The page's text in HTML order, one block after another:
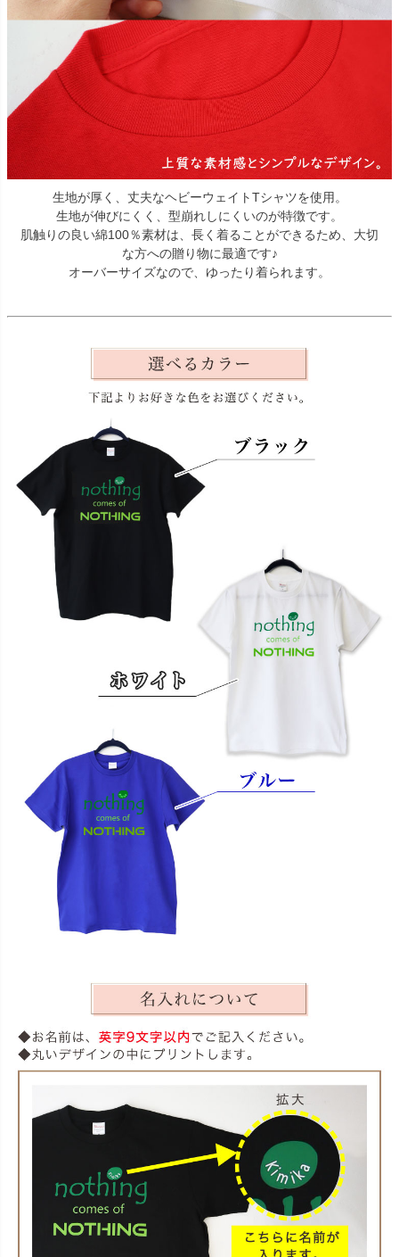
生地が厚く、丈夫なヘビーウェイトTシャツを使用。
生地が伸びにくく、型崩れしにくいのが特徴です。
肌触りの良い綿100％素材は、長く着ることができるため、大切
な方への贈り物に最適です♪
オーバーサイズなので、ゆったり着られます。